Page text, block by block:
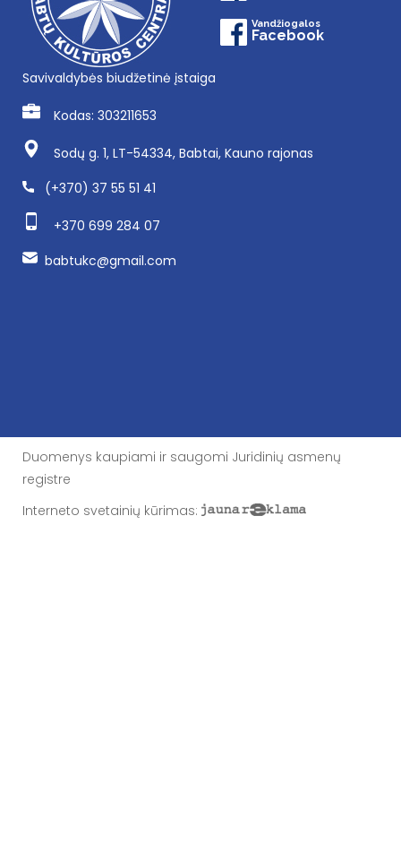
Vandžiogalos
Facebook
Savivaldybės biudžetinė įstaiga
Kodas: 303211653
Sodų g. 1, LT-54334, Babtai, Kauno rajonas
(+370) 37 55 51 41
+370 699 284 07
babtukc@gmail.com
Duomenys kaupiami ir saugomi Juridinių asmenų
registre
Interneto svetainių kūrimas: